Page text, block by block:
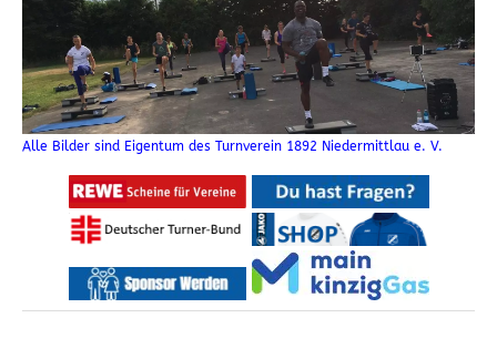
Alle Bilder sind Eigentum des Turnverein 1892 Niedermittlau e. V.